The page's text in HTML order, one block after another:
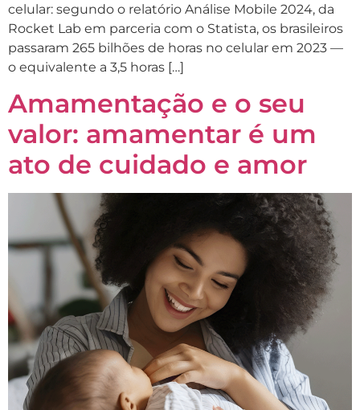
celular: segundo o relatório Análise Mobile 2024, da
Rocket Lab em parceria com o Statista, os brasileiros
passaram 265 bilhões de horas no celular em 2023 —
o equivalente a 3,5 horas […]
Amamentação e o seu
valor: amamentar é um
ato de cuidado e amor